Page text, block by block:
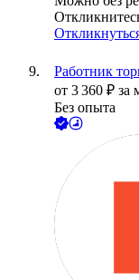
Работник
от 3 360 ₽ за
Без опыта